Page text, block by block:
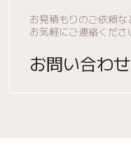
お見積もりのご依頼な
お気軽にご連絡くださ
お問い合わ